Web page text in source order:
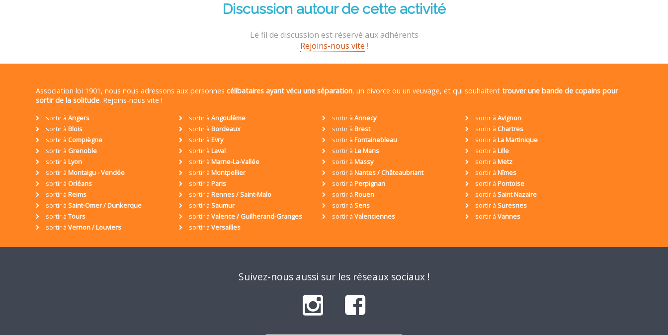
Discussion autour de cette activité
Le fil de discussion est réservé aux adhérents
Rejoins-nous vite !
Association loi 1901, nous nous adressons aux personnes célibataires ayant vécu une séparation, un divorce ou un veuvage, et qui souhaitent trouver une bande de copains pour
sortir de la solitude. Rejoins-nous vite !
sortir à Angers sortir à Angoulême sortir à Annecy sortir à Avignon
sortir à Blois sortir à Bordeaux sortir à Brest sortir à Chartres
sortir à Compiègne sortir à Evry sortir à Fontainebleau sortir à La Martinique
sortir à Grenoble sortir à Laval sortir à Le Mans sortir à Lille
sortir à Lyon sortir à Marne-La-Vallée sortir à Massy sortir à Metz
sortir à Montaigu - Vendée sortir à Montpellier sortir à Nantes / Châteaubriant sortir à Nîmes
sortir à Orléans sortir à Paris sortir à Perpignan sortir à Pontoise
sortir à Reims sortir à Rennes / Saint-Malo sortir à Rouen sortir à Saint Nazaire
sortir à Saint-Omer / Dunkerque sortir à Saumur sortir à Sens sortir à Suresnes
sortir à Tours sortir à Valence / Guilherand-Granges sortir à Valenciennes sortir à Vannes
sortir à Vernon / Louviers sortir à Versailles
Suivez-nous aussi sur les réseaux sociaux !